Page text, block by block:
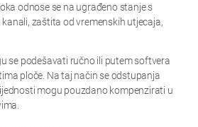
odnose se na ugrađeno stanje s
zaštita od vremenskih utjecaja,
se podešavati ručno ili putem softvera
ploče. Na taj način se odstupanja
mogu pouzdano kompenzirati u